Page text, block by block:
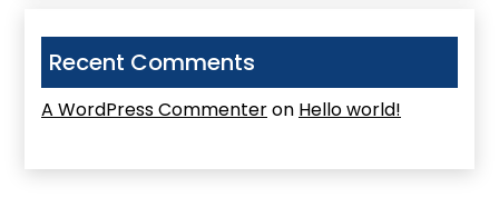
Recent Comments
A WordPress Commenteron Hello world!